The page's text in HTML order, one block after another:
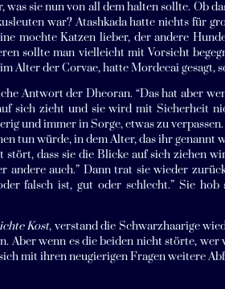
was sie nun von all dem halten sollte. Ob
war? Atashkada hatte nichts für
mochte Katzen lieber, der andere
sollte man vielleicht mit Vorsicht
Alter der Corvae, hatte Mordecai gesagt,
Antwort der Dheoran. “Das hat aber
sich zieht und sie wird mit Sicherheit
und immer in Sorge, etwas zu
tun würde, in dem Alter, das ihr genannt
stört, dass sie die Blicke auf sich ziehen
andere auch.” Dann trat sie wieder
falsch ist, gut oder schlecht.” Sie
Kost, verstand die Schwarzhaarige
Aber wenn es die beiden nicht störte,
mit ihren neugierigen Fragen weitere